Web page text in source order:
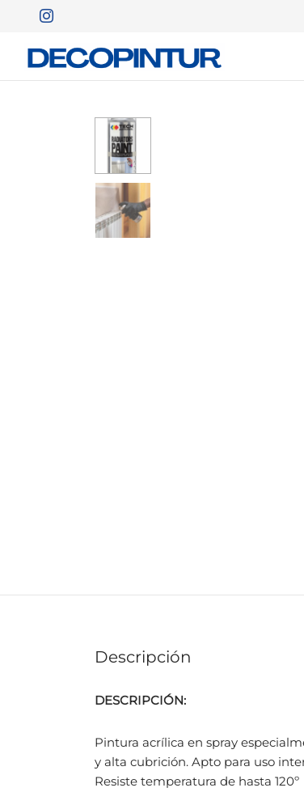
Descripción
DESCRIPCIÓN:
Pintura acrílica en spray
y alta cubrición. Apto para uso
Resiste temperatura de hasta 120º